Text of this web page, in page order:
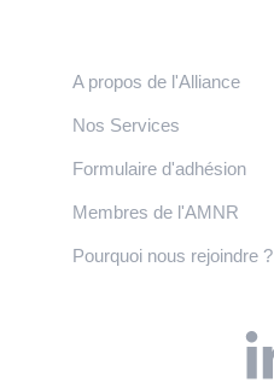
A propos de l'Alliance
Nos Services
Membres de l'AMNR
Pourquoi nous rejoindre ?
Formulaire d'adhésion